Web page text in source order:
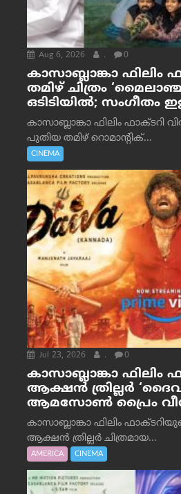
Aug 6, 2026 . 0
കാസാബ്ലാങ്കാ ഫിലിം
തമിഴ് ചിത്രം
ഒടിടിയിൽ; സംഗീതം
കാസാബ്ലാങ്കാ ഫിലിം ഫാക്ടറി
പുതിയ തമിഴ് റൊമാന്റിക്...
CINEMA
Jul 23, 2026 . 0
കാസാബ്ലാങ്കാ ഫിലിം
ആക്ഷൻ ത്രില്ലർ
ആമസോൺ പ്രൈം
കാസാബ്ലാങ്കാ ഫിലിം
ആക്ഷൻ ത്രില്ലർ ചിത്രമായ...
AMERICA CINEMA